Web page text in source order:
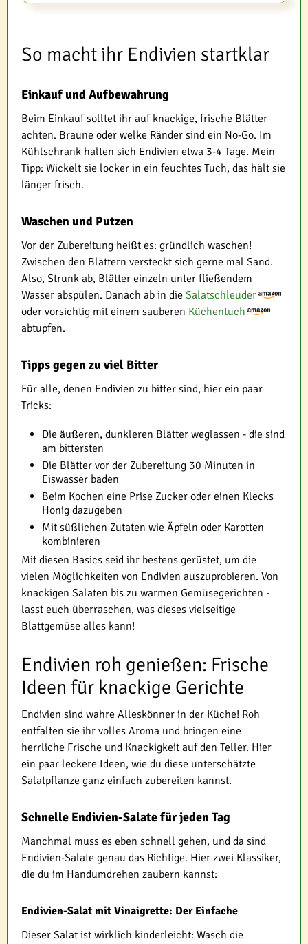
So macht ihr Endivien startklar
Einkauf und Aufbewahrung
Beim Einkauf solltet ihr auf knackige, frische Blätter
achten. Braune oder welke Ränder sind ein No-Go. Im
Kühlschrank halten sich Endivien etwa 3-4 Tage. Mein
Tipp: Wickelt sie locker in ein feuchtes Tuch, das hält sie
länger frisch.
Waschen und Putzen
Vor der Zubereitung heißt es: gründlich waschen!
Zwischen den Blättern versteckt sich gerne mal Sand.
Also, Strunk ab, Blätter einzeln unter fließendem
Wasser abspülen. Danach ab in die Salatschleuder
oder vorsichtig mit einem sauberen Küchentuch
abtupfen.
Tipps gegen zu viel Bitter
Für alle, denen Endivien zu bitter sind, hier ein paar
Tricks:
Die äußeren, dunkleren Blätter weglassen - die sind
am bittersten
Die Blätter vor der Zubereitung 30 Minuten in
Eiswasser baden
Beim Kochen eine Prise Zucker oder einen Klecks
Honig dazugeben
Mit süßlichen Zutaten wie Äpfeln oder Karotten
kombinieren
Mit diesen Basics seid ihr bestens gerüstet, um die
vielen Möglichkeiten von Endivien auszuprobieren. Von
knackigen Salaten bis zu warmen Gemüsegerichten -
lasst euch überraschen, was dieses vielseitige
Blattgemüse alles kann!
Endivien roh genießen: Frische
Ideen für knackige Gerichte
Endivien sind wahre Alleskönner in der Küche! Roh
entfalten sie ihr volles Aroma und bringen eine
herrliche Frische und Knackigkeit auf den Teller. Hier
ein paar leckere Ideen, wie du diese unterschätzte
Salatpflanze ganz einfach zubereiten kannst.
Schnelle Endivien-Salate für jeden Tag
Manchmal muss es eben schnell gehen, und da sind
Endivien-Salate genau das Richtige. Hier zwei Klassiker,
die du im Handumdrehen zaubern kannst:
Endivien-Salat mit Vinaigrette: Der Einfache
Dieser Salat ist wirklich kinderleicht: Wasch die